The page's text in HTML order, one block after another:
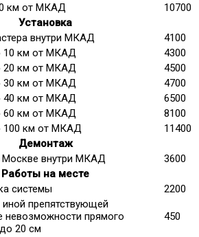
км от МКАД
10700
Установка
внутри МКАД
4100
10 км от МКАД
4300
20 км от МКАД
4500
30 км от МКАД
4700
40 км от МКАД
6500
60 км от МКАД
8100
100 км от МКАД
11400
Демонтаж
внутри МКАД
3600
Работы на месте
системы
2200
препятствующей
невозможности прямого
20 см
450